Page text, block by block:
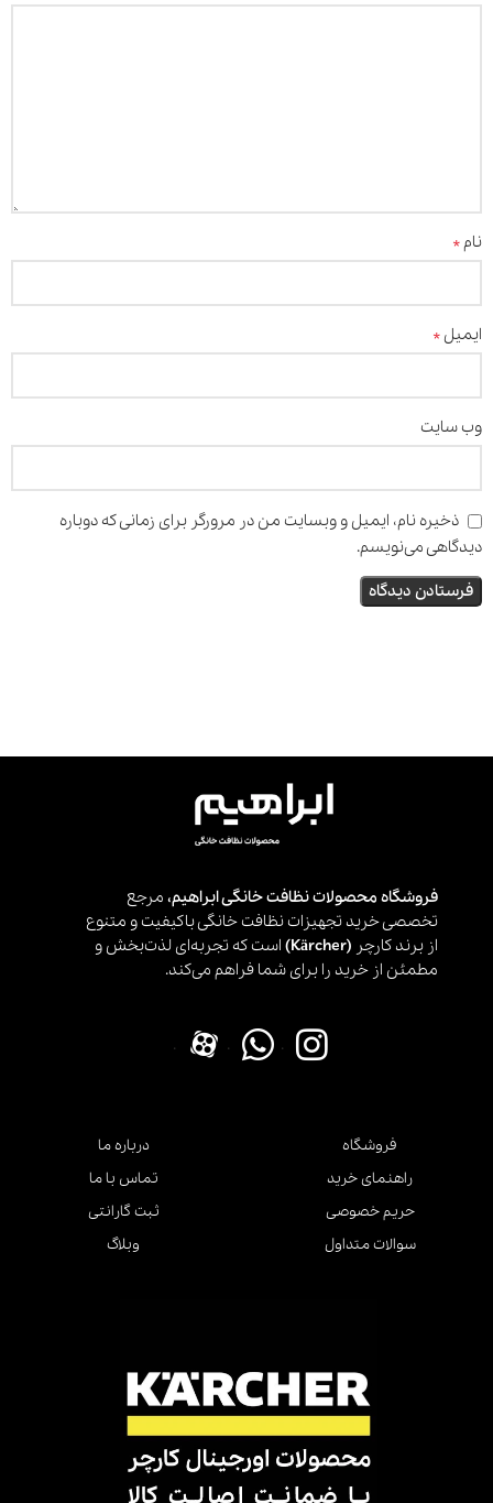
نام *
ایمیل*
وب‌ سایت
ذخیره نام، ایمیل و وبسایت من در مرورگر برای زمانی که دوباره
دیدگاهی می‌نویسم.
فروشگاه محصولات نظافت خانگی ابراهیم، مرجع
تخصصی خرید تجهیزات نظافت خانگی باکیفیت و متنوع
از برند کارچر (Kärcher)
است که تجربه‌ای لذت‌بخش و
مطمئن از خرید را برای شما فراهم می‌کند.
.
.
.
فروشگاه
راهنمای خرید
حریم خصوصی
سوالات متداول
درباره ما
تماس با ما
ثبت گارانتی
وبلاگ